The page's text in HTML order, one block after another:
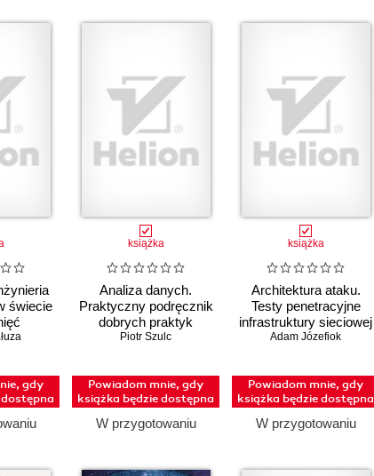
świecie
gdy
książka
Analiza danych.
Praktyczny podręcznik
dobrych praktyk
Piotr Szulc
Powiadom mnie, gdy
książka będzie dostępna
W przygotowaniu
książka
Architektura ataku.
Testy penetracyjne
infrastruktury sieciowej
Adam Józefiok
Powiadom mnie, gdy
książka będzie dostępna
W przygotowaniu